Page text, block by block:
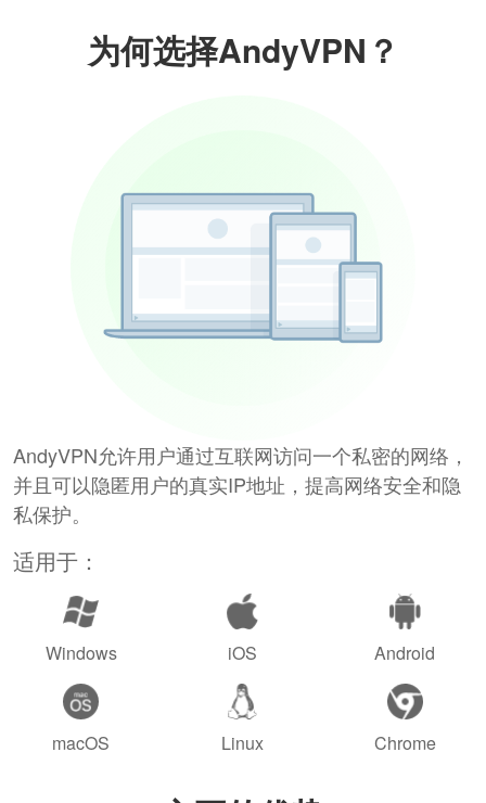
为何选择AndyVPN？
AndyVPN允许用户通过互联网访问一个私密的网络，
并且可以隐匿用户的真实IP地址，提高网络安全和隐
私保护。
适用于：
Windows iOS Android
macOS Linux Chrome